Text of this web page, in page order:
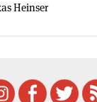
Heinser